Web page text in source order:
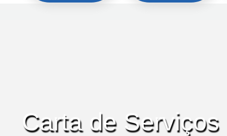
Carta de